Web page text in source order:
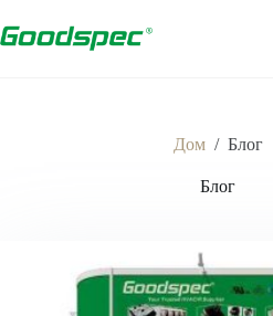
к
содержимому
Дом / Блог
Блог